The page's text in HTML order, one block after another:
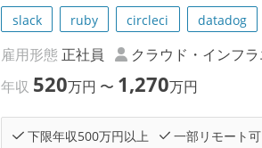
slack ruby circleci datadog
雇用形態 正社員 クラウド・インフ
年収 520万円 〜 1,270万円
下限年収500万円以上 一部リモート可